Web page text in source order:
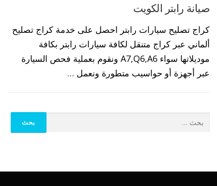
صيانة رابتر الكويت
كراج تصليح سيارات رابتر احصل على خدمة كراج تصليح
ألماني عبر كراج متنقل لكافة سيارات رابتر بكافة
موديلاتها سواء A7,Q6,A6 ونقوم بعملية فحص السيارة
عبر أجهزة أو حواسيب متطورة ونعمل …